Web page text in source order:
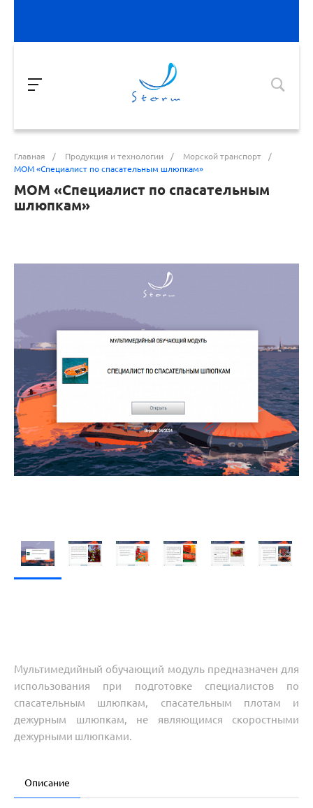
Главная / Продукция и технологии / Морской транспорт
/
МОМ «Специалист по спасательным шлюпкам»
МОМ «Специалист по спасательным
шлюпкам»
Мультимедийный обучающий модуль предназначен для
использования при подготовке специалистов по
спасательным шлюпкам, спасательным плотам и
дежурным шлюпкам, не являющимся скоростными
дежурными шлюпками.
Описание